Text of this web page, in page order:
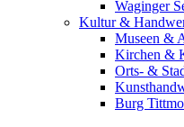
Waginger
Kultur &
Museen &
Kirchen &
Orts- &
Burg